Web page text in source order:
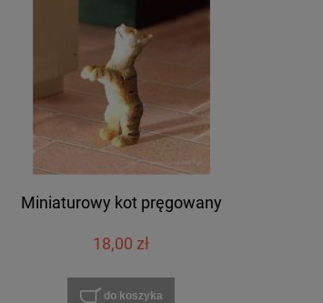
Miniaturowy kot pręgowany
18,00 zł
do koszyka